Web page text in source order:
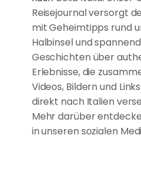
Reisejournal versorgt
mit Geheimtipps rund
Halbinsel und
Geschichten über
Erlebnisse, die
Videos, Bildern und
direkt nach Italien
Mehr darüber
in unseren sozialen